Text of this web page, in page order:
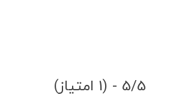
5/5 - (1 امتیاز)